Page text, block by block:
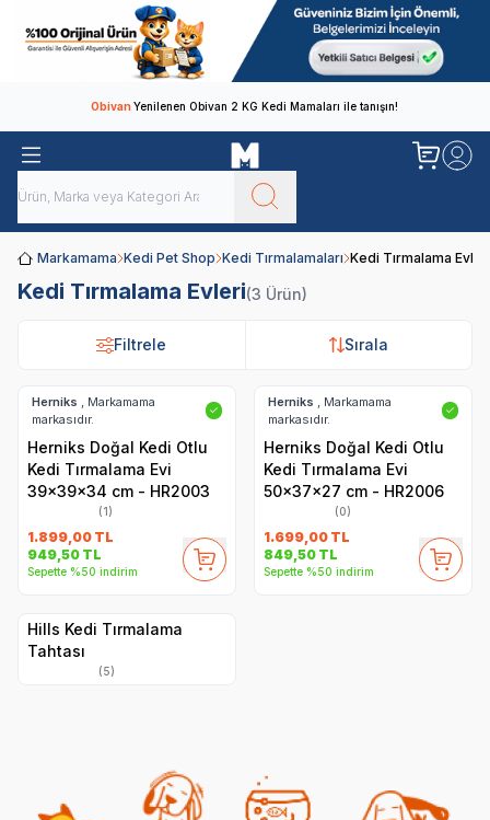
ObivanYenilenen Obivan 2 KG Kedi Mamaları ile tanışın!
Markamama Kedi Pet Shop Kedi Tırmalamaları Kedi Tırmalama Evleri
Kedi Tırmalama Evleri(3 Ürün)
Filtrele Sırala
Filtrele Sırala
Herniks
, Markamama
markasıdır.
✓
Herniks Doğal Kedi Otlu
Kedi Tırmalama Evi
39x39x34 cm - HR2003
(1)
1.899,00 TL
949,50 TL
Sepette %50 indirim
Herniks
, Markamama
markasıdır.
✓
Herniks Doğal Kedi Otlu
Kedi Tırmalama Evi
50x37x27 cm - HR2006
(0)
1.699,00 TL
849,50 TL
Sepette %50 indirim
Hills Kedi Tırmalama
Tahtası
(5)